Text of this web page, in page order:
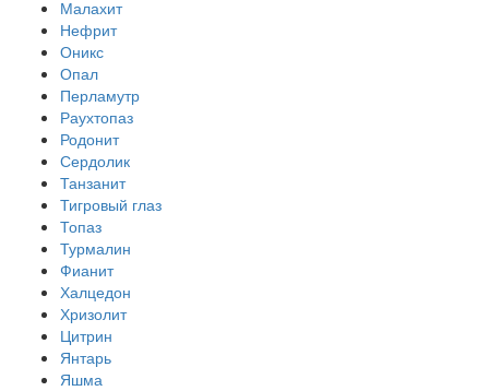
Малахит
Нефрит
Оникс
Опал
Перламутр
Раухтопаз
Родонит
Сердолик
Танзанит
Тигровый глаз
Топаз
Турмалин
Фианит
Халцедон
Хризолит
Цитрин
Янтарь
Яшма